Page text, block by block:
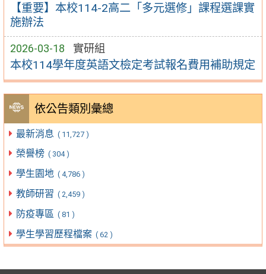
【重要】本校114-2高二「多元選修」課程選課實
施辦法
2026-03-18 實研組
本校114學年度英語文檢定考試報名費用補助規定
依公告類別彙總
最新消息 ( 11,727 )
榮譽榜 ( 304 )
學生園地 ( 4,786 )
教師研習 ( 2,459 )
防疫專區 ( 81 )
學生學習歷程檔案 ( 62 )